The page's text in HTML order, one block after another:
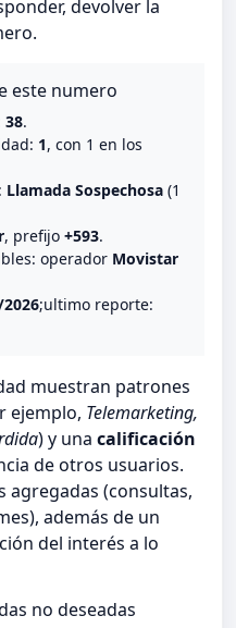
devolver la
este numero
38.
1, con 1 en los
Llamada Sospechosa (1
, prefijo +593.
operador Movistar
;ultimo reporte:
muestran patrones
ejemplo, Telemarketing,
) y una calificación
de otros usuarios.
agregadas (consultas,
además de un
del interés a lo
no deseadas